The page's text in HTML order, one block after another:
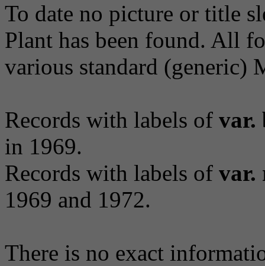
To date no picture or title
Plant has been found. All
various standard (generic)
Records with labels of var.
in 1969.
Records with labels of var.
1969 and 1972.
There is no exact